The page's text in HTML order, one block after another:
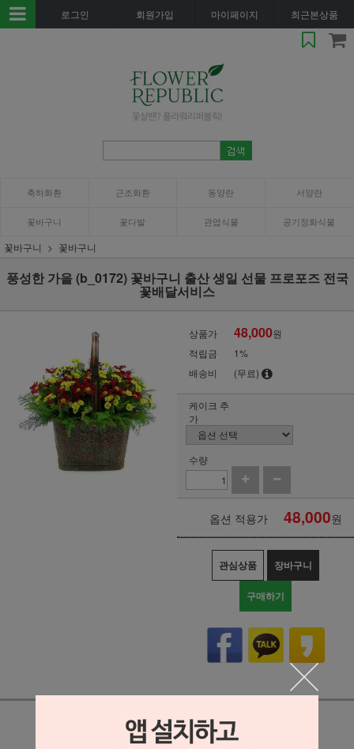
로그인 회원가입 마이페이지 최근본상품
축하화환 근조화환 동양란 서양란
꽃바구니 꽃다발 관엽식물 공기정화식물
꽃바구니 꽃바구니
풍성한 가을 (b_0172) 꽃바구니 출산 생일 선물 프로포즈 전국
꽃배달서비스
상품가 48,000원
적립금
1%
배송비
(무료)
케이크 추
가
수량
옵션 적용가 48,000원
관심상품 장바구니
구매하기
상세정보 새창 열기